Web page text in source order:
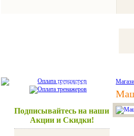
Красота и здоровье
Подписывайтесь на наши
Акции и Скидки!